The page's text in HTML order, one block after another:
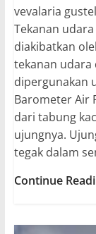
vevalaria
Tekanan
diakibatkan
tekanan udara
dipergunakan
Barometer Air
dari tabung
ujungnya.
tegak dalam
Continue